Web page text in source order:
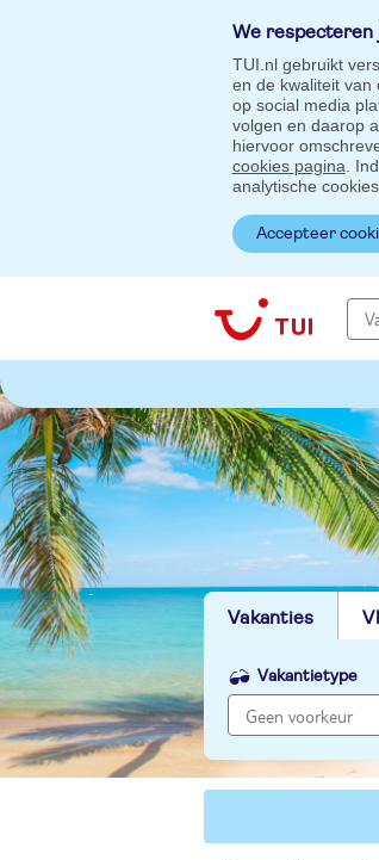
We respecteren
TUI.nl gebruikt
en de kwaliteit van
op social media
volgen en daarop
hiervoor
cookies pagina .
analytische
Accepteer
Vakanties
Vakantietype